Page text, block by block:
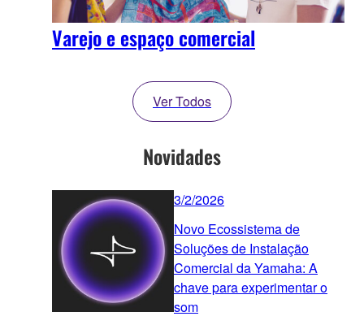
Varejo e espaço comercial
Ver Todos
Novidades
3/2/2026
Novo Ecossistema de
Soluções de Instalação
Comercial da Yamaha: A
chave para experimentar o
som